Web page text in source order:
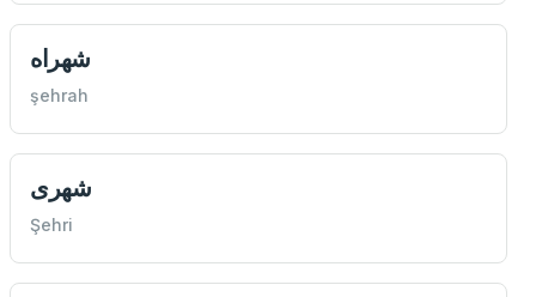
شهراه
şehrah
شهری
Şehri